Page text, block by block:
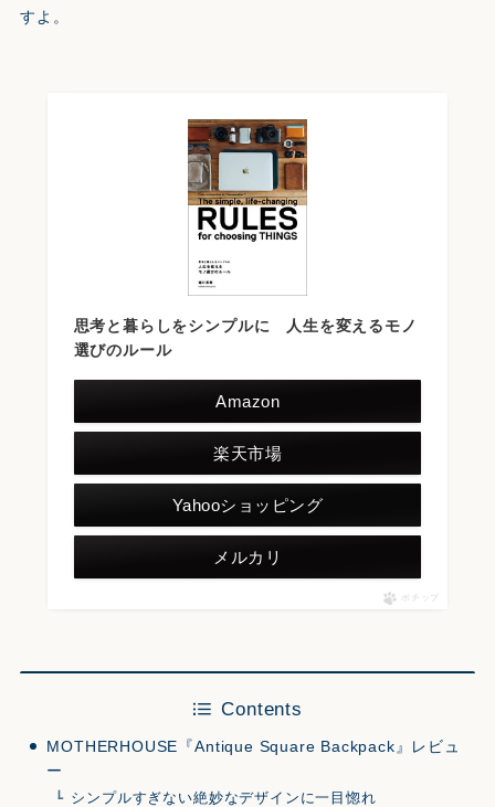
すよ。
思考と暮らしをシンプルに 人生を変えるモノ
選びのルール
Amazon
楽天市場
Yahooショッピング
メルカリ
ポチップ
Contents
MOTHERHOUSE『Antique Square Backpack』レビュ
ー
シンプルすぎない絶妙なデザインに一目惚れ